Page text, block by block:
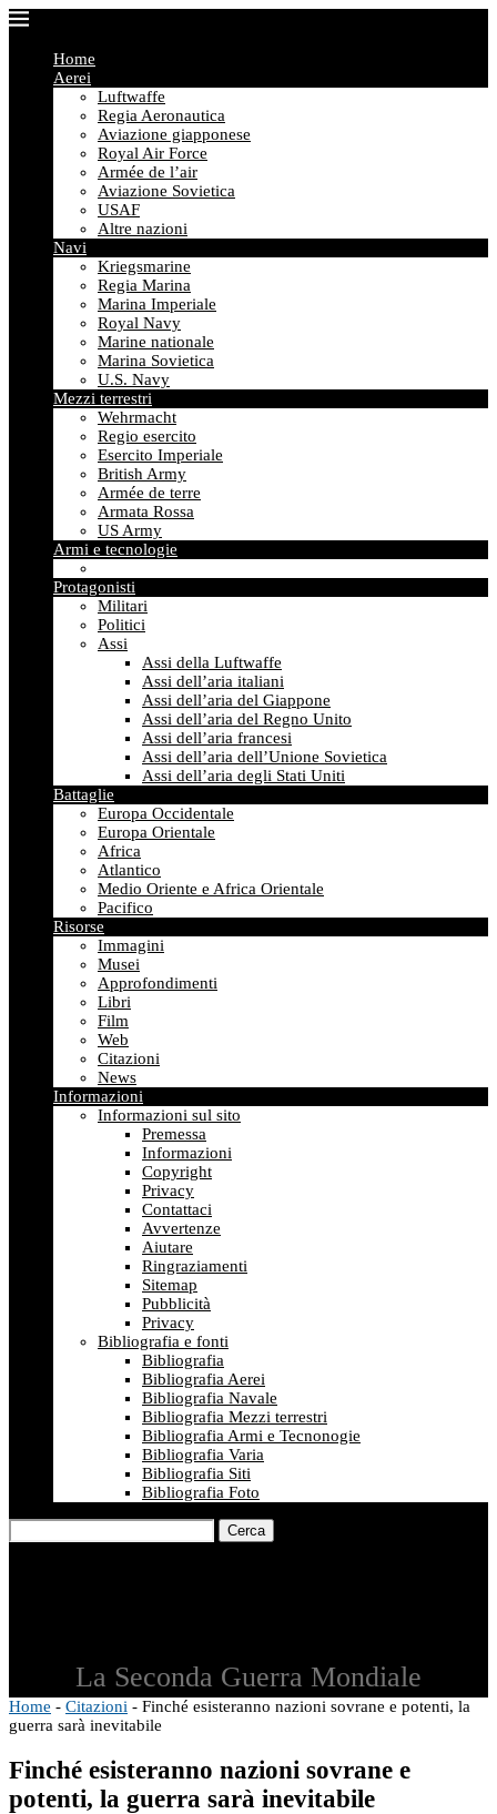
Home
Aerei
Luftwaffe
Regia Aeronautica
Aviazione giapponese
Royal Air Force
Armée de l’air
Aviazione Sovietica
USAF
Altre nazioni
Navi
Kriegsmarine
Regia Marina
Marina Imperiale
Royal Navy
Marine nationale
Marina Sovietica
U.S. Navy
Mezzi terrestri
Wehrmacht
Regio esercito
Esercito Imperiale
British Army
Armée de terre
Armata Rossa
US Army
Armi e tecnologie
Protagonisti
Militari
Politici
Assi
Assi della Luftwaffe
Assi dell’aria italiani
Assi dell’aria del Giappone
Assi dell’aria del Regno Unito
Assi dell’aria francesi
Assi dell’aria dell’Unione Sovietica
Assi dell’aria degli Stati Uniti
Battaglie
Europa Occidentale
Europa Orientale
Africa
Atlantico
Medio Oriente e Africa Orientale
Pacifico
Risorse
Immagini
Musei
Approfondimenti
Libri
Film
Web
Citazioni
News
Informazioni
Informazioni sul sito
Premessa
Informazioni
Copyright
Privacy
Contattaci
Avvertenze
Aiutare
Ringraziamenti
Sitemap
Pubblicità
Privacy
Bibliografia e fonti
Bibliografia
Bibliografia Aerei
Bibliografia Navale
Bibliografia Mezzi terrestri
Bibliografia Armi e Tecnonogie
Bibliografia Varia
Bibliografia Siti
Bibliografia Foto
Cerca
La Seconda Guerra Mondiale
Home - Citazioni - Finché esisteranno nazioni sovrane e potenti, la
guerra sarà inevitabile
Finché esisteranno nazioni sovrane e
potenti, la guerra sarà inevitabile